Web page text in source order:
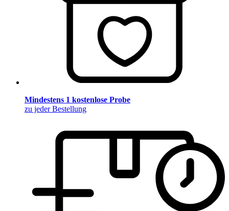
Mindestens 1 kostenlose Probe
zu jeder Bestellung